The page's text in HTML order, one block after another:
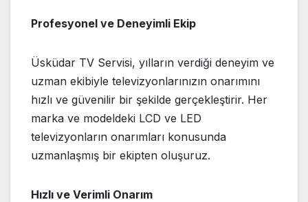
Profesyonel ve Deneyimli Ekip
Üsküdar TV Servisi, yılların verdiği deneyim ve
uzman ekibiyle televizyonlarınızın onarımını
hızlı ve güvenilir bir şekilde gerçekleştirir. Her
marka ve modeldeki LCD ve LED
televizyonların onarımları konusunda
uzmanlaşmış bir ekipten oluşuruz.
Hızlı ve Verimli Onarım